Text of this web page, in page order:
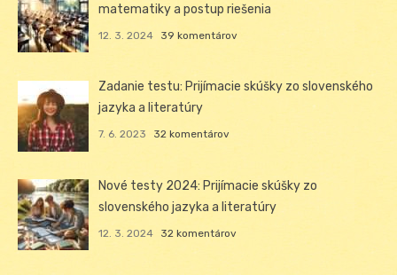
matematiky a postup riešenia
12. 3. 2024 39 komentárov
Zadanie testu: Prijímacie skúšky zo slovenského
jazyka a literatúry
7. 6. 2023 32 komentárov
Nové testy 2024: Prijímacie skúšky zo
slovenského jazyka a literatúry
12. 3. 2024 32 komentárov